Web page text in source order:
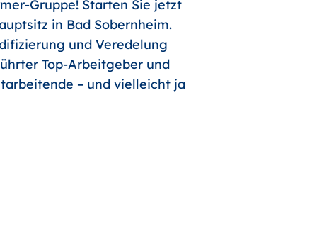
Gruppe! Starten Sie jetzt
in Bad Sobernheim.
und Veredelung
Top-Arbeitgeber und
– und vielleicht ja